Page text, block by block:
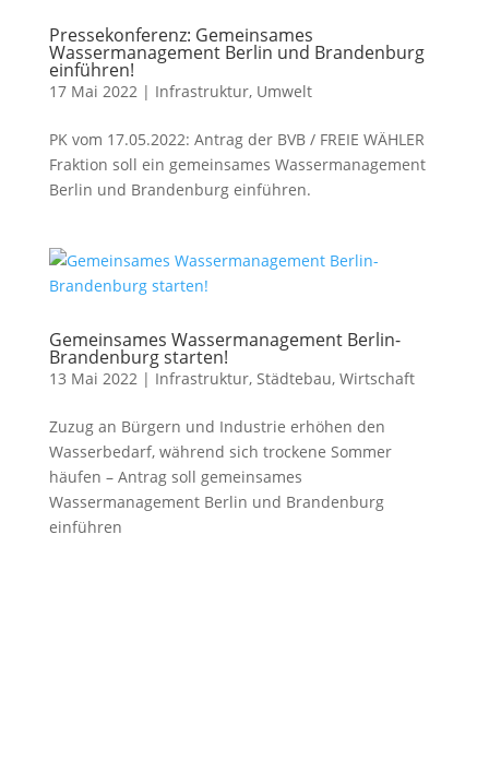
Pressekonferenz: Gemeinsames
Wassermanagement Berlin und Brandenburg
einführen!
17 Mai 2022| Infrastruktur, Umwelt
PK vom 17.05.2022: Antrag der BVB / FREIE WÄHLER
Fraktion soll ein gemeinsames Wassermanagement
Berlin und Brandenburg einführen.
Gemeinsames Wassermanagement Berlin-
Brandenburg starten!
13 Mai 2022| Infrastruktur, Städtebau, Wirtschaft
Zuzug an Bürgern und Industrie erhöhen den
Wasserbedarf, während sich trockene Sommer
häufen – Antrag soll gemeinsames
Wassermanagement Berlin und Brandenburg
einführen